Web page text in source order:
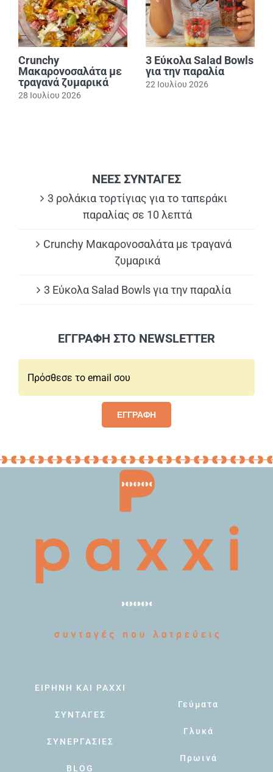
Crunchy
Μακαρονοσαλάτα με
τραγανά ζυμαρικά
28 Ιουλίου 2026
3 Εύκολα Salad Bowls
για την παραλία
22 Ιουλίου 2026
ΝΕΕΣ ΣΥΝΤΑΓΕΣ
3 ρολάκια τορτίγιας για το ταπεράκι
παραλίας σε 10 λεπτά
Crunchy Μακαρονοσαλάτα με τραγανά
ζυμαρικά
3 Εύκολα Salad Bowls για την παραλία
ΕΓΓΡΑΦΗ ΣΤΟ NEWSLETTER
ΕΓΓΡΑΦΗ
ΕΙΡΗΝΗ ΚΑΙ PAXXI
ΣΥΝΤΑΓΕΣ
ΣΥΝΕΡΓΑΣΙΕΣ
BLOG
Γεύματα
Γλυκά
Πρωινά